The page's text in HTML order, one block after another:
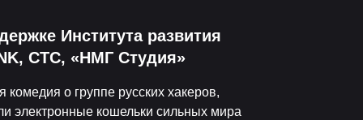
Института развития
СТС, «НМГ Студия»
о группе русских хакеров,
электронные кошельки сильных мира